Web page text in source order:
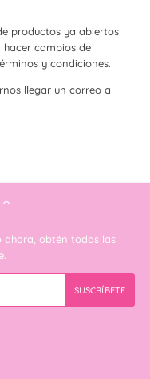
productos ya abiertos
hacer cambios de
y condiciones.
llegar un correo a
ahora, obtén todas las